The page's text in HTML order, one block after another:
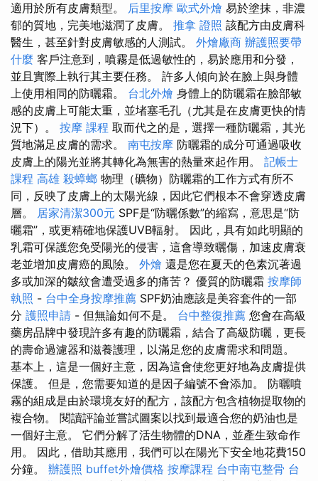
適用於所有皮膚類型。 后里按摩 歐式外燴 易於塗抹，非濃
郁的質地，完美地滋潤了皮膚。 推拿 證照 該配方由皮膚科
醫生，甚至針對皮膚敏感的人測試。 外燴廠商 辦護照要帶
什麼 客戶注意到，噴霧是低過敏性的，易於應用和分發，
並且實際上執行其主要任務。 許多人傾向於在臉上與身體
上使用相同的防曬霜。 台北外燴 身體上的防曬霜在臉部敏
感的皮膚上可能太重，並堵塞毛孔（尤其是在皮膚更快的情
況下）。 按摩 課程 取而代之的是，選擇一種防曬霜，其光
質地滿足皮膚的需求。 南屯按摩 防曬霜的成分可通過吸收
皮膚上的陽光並將其轉化為無害的熱量來起作用。 記帳士
課程 高雄 殺蟑螂 物理（礦物）防曬霜的工作方式有所不
同，反映了皮膚上的太陽光線，因此它們根本不會穿透皮膚
層。 居家清潔300元 SPF是“防曬係數”的縮寫，意思是“防
曬霜”，或更精確地保護UVB輻射。 因此，具有如此明顯的
乳霜可保護您免受陽光的侵害，這會導致曬傷，加速皮膚衰
老並增加皮膚癌的風險。 外燴 還是您在夏天的色素沉著過
多或加深的皺紋會遭受過多的痛苦？ 優質的防曬霜 按摩師
執照 - 台中全身按摩推薦 SPF奶油應該是美容套件的一部
分 護照申請 - 但無論如何不是。 台中整復推薦 您會在高級
藥房品牌中發現許多有趣的防曬霜，結合了高級防曬，更長
的壽命過濾器和滋養護理，以滿足您的皮膚需求和問題。
基本上，這是一個好主意，因為這會使您更好地為皮膚提供
保護。 但是，您需要知道的是因子編號不會添加。 防曬噴
霧的組成是由於環境友好的配方，該配方包含植物提取物的
複合物。 閱讀評論並嘗試圖案以找到最適合您的奶油也是
一個好主意。 它們分解了活生物體的DNA，並產生致命作
用。 因此，借助其應用，我們可以在陽光下安全地花費150
分鐘。 辦護照 buffet外燴價格 按摩課程 台中南屯整骨 台